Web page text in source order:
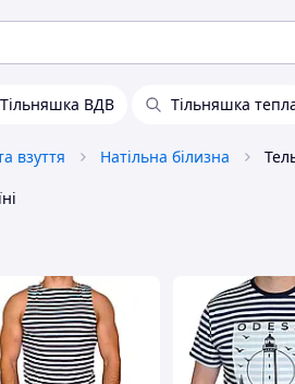
Тільняшка ВДВ Тільняшка
взуття Натільна білизна